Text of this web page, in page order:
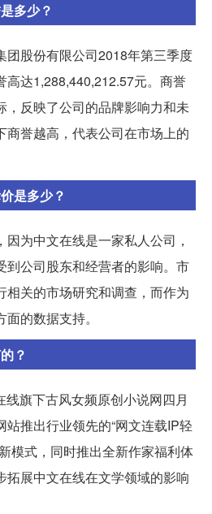
多少？
团股份有限公司2018年第三季度
高达1,288,440,212.57元。商誉
，反映了公司的品牌影响力和未
商誉越高，代表公司在市场上的
是多少？
为中文在线是一家私人公司，
到公司股东和经营者的影响。市
相关的市场研究和调查，而作为
的数据支持。
？
旗下古风女频原创小说网四月
推出行业领先的“网文连载IP轻
模式，同时推出全新作家福利体
拓展中文在线在文学领域的影响